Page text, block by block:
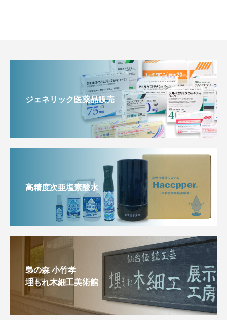
ジェネリック医薬品販売
高精度次亜塩素酸水
梟の森 小竹孝
埋もれ木細工美術館